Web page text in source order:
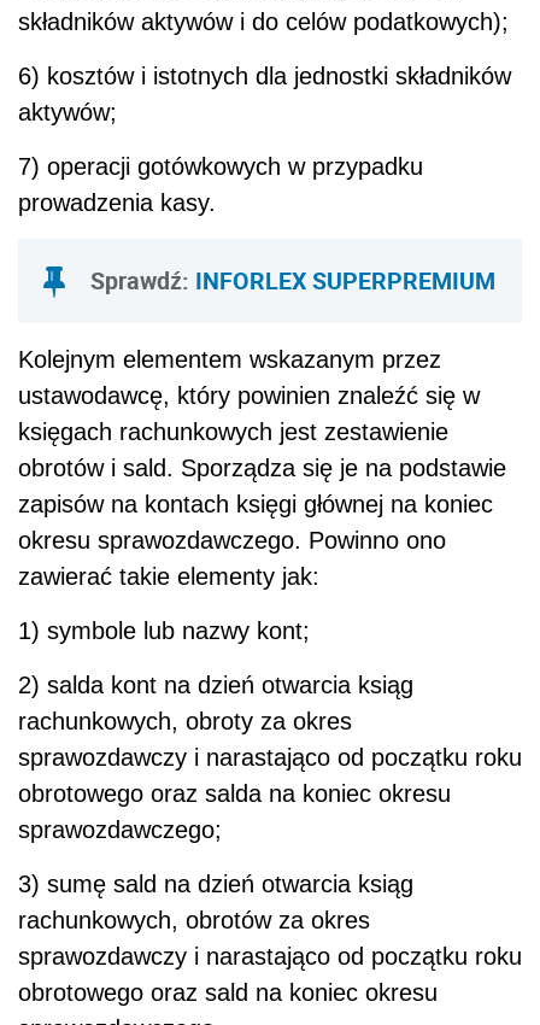
składników aktywów i do celów podatkowych);
6) kosztów i istotnych dla jednostki składników
aktywów;
7) operacji gotówkowych w przypadku
prowadzenia kasy.
Sprawdź: INFORLEX SUPERPREMIUM
Kolejnym elementem wskazanym przez
ustawodawcę, który powinien znaleźć się w
księgach rachunkowych jest zestawienie
obrotów i sald. Sporządza się je na podstawie
zapisów na kontach księgi głównej na koniec
okresu sprawozdawczego. Powinno ono
zawierać takie elementy jak:
1) symbole lub nazwy kont;
2) salda kont na dzień otwarcia ksiąg
rachunkowych, obroty za okres
sprawozdawczy i narastająco od początku roku
obrotowego oraz salda na koniec okresu
sprawozdawczego;
3) sumę sald na dzień otwarcia ksiąg
rachunkowych, obrotów za okres
sprawozdawczy i narastająco od początku roku
obrotowego oraz sald na koniec okresu